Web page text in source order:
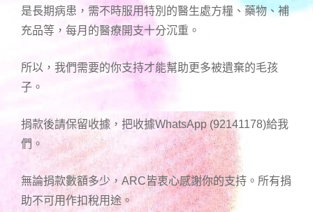
是長期病患，需不時服用特別的醫生處方糧、藥物、補
充品等，每月的醫療開支十分沉重。
所以，我們需要的你支持才能幫助更多被遺棄的毛孩
子。
捐款後請保留收據，把收據WhatsApp (92141178)給我
們。
無論捐款數額多少，ARC皆衷心感謝你的支持。所有捐
助不可用作扣稅用途。